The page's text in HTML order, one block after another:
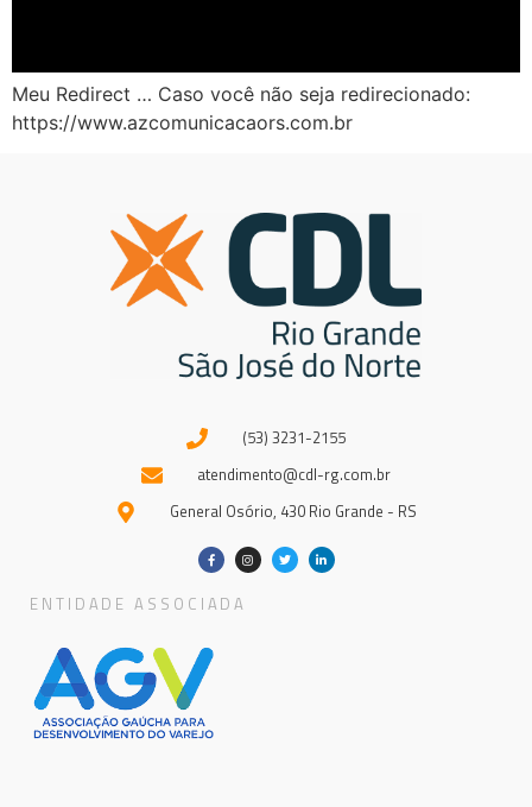
Meu Redirect … Caso você não seja redirecionado:
https://www.azcomunicacaors.com.br
(53) 3231-2155
atendimento@cdl-rg.com.br
General Osório, 430 Rio Grande - RS
ENTIDADE ASSOCIADA